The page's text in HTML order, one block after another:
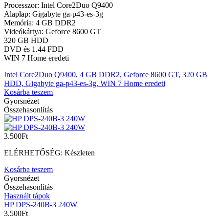
Processzor: Intel Core2Duo Q9400
Alaplap: Gigabyte ga-p43-es-3g
Memória: 4 GB DDR2
Videókártya: Geforce 8600 GT
320 GB HDD
DVD és 1.44 FDD
WIN 7 Home eredeti
Intel Core2Duo Q9400, 4 GB DDR2, Geforce 8600 GT, 320 GB
HDD, Gigabyte ga-p43-es-3g, WIN 7 Home eredeti
Kosárba teszem
Gyorsnézet
Összehasonlítás
3.500Ft
ELÉRHETŐSÉG: Készleten
Kosárba teszem
Gyorsnézet
Összehasonlítás
Használt tápok
HP DPS-240B-3 240W
3.500Ft